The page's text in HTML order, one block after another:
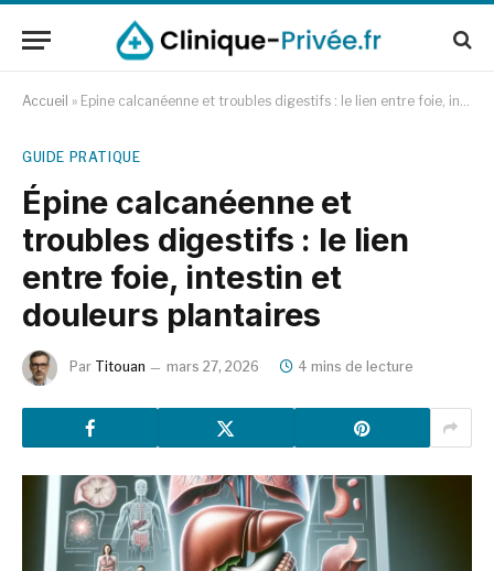
Accueil » Épine calcanéenne et troubles digestifs : le lien entre foie, intestin et douleurs plantaires
GUIDE PRATIQUE
Épine calcanéenne et
troubles digestifs : le lien
entre foie, intestin et
douleurs plantaires
Par Titouan mars 27, 2026 4 mins de lecture